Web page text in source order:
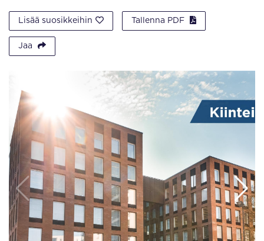
Lisää suosikkeihin Tallenna PDF
Jaa